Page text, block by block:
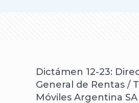
Dictámen 12-23:
General de Rentas /
Móviles Argentina SA